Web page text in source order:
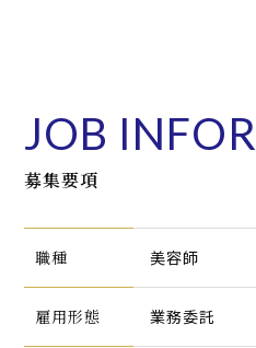
JOB
募集要項
職種 美容師
雇用形態 業務委託